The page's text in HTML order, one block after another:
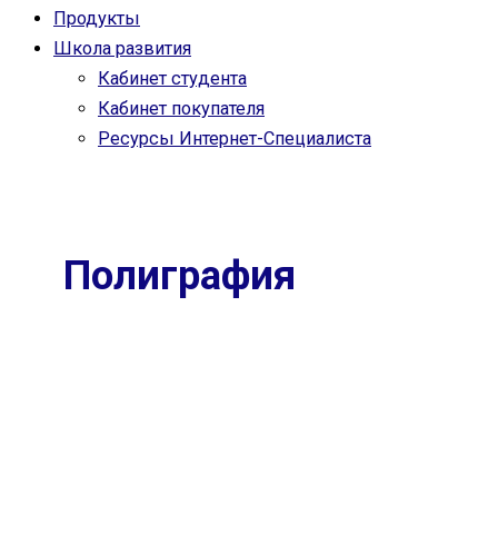
Продукты
Школа развития
Кабинет студента
Кабинет покупателя
Ресурсы Интернет-Специалиста
Полиграфия